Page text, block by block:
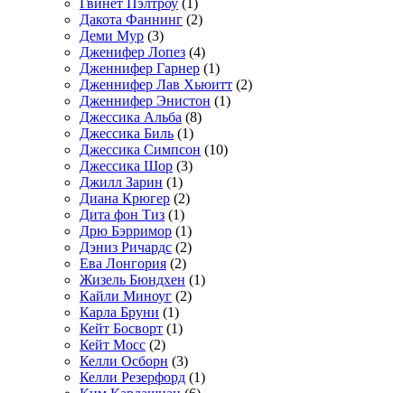
Гвинет Пэлтроу (1)
Дакота Фаннинг (2)
Деми Мур (3)
Дженифер Лопез (4)
Дженнифер Гарнер (1)
Дженнифер Лав Хьюитт (2)
Дженнифер Энистон (1)
Джессика Альба (8)
Джессика Биль (1)
Джессика Симпсон (10)
Джессика Шор (3)
Джилл Зарин (1)
Диана Крюгер (2)
Дита фон Тиз (1)
Дрю Бэрримор (1)
Дэниз Ричардс (2)
Ева Лонгория (2)
Жизель Бюндхен (1)
Кайли Миноуг (2)
Карла Бруни (1)
Кейт Босворт (1)
Кейт Мосс (2)
Келли Осборн (3)
Келли Резерфорд (1)